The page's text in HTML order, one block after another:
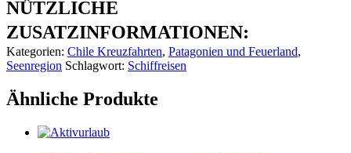
NÜTZLICHE
ZUSATZINFORMATIONEN:
Kategorien: Chile Kreuzfahrten, Patagonien und Feuerland,
Seenregion Schlagwort: Schiffreisen
Ähnliche Produkte